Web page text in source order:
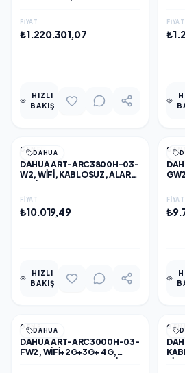
FOTOKOPI, FAX, WIFI, LAN,
TÜRKİYE DISTIBÜTÖR
FIYAT
₺1.220.301,07
HIZLI
BAKIŞ
FIYAT
DAHUA
GENEL
DAHUA ART-ARC3800H-03-
W2, WIFI, KABLOSUZ, ALARM
FIYAT
₺10.019,49
HIZLI
BAKIŞ
FIYAT
DAHUA
GENEL
DAHUA ART-ARC3000H-03-
FW2, WIFI+2G+3G+ 4G,